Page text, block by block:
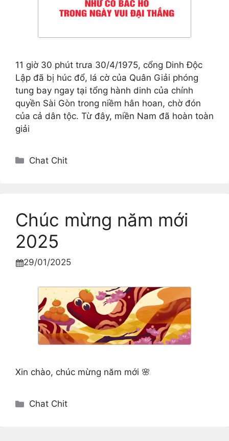
11 giờ 30 phút trưa 30/4/1975, cổng Dinh Độc
Lập đã bị húc đổ, lá cờ của Quân Giải phóng
tung bay ngay tại tổng hành dinh của chính
quyền Sài Gòn trong niềm hân hoan, chờ đón
của cả dân tộc. Từ đây, miền Nam đã hoàn toàn
giải
Categories
Chat Chit
Chúc mừng năm mới
2025
29/01/2025
Xin chào, chúc mừng năm mới 🌸
Categories
Chat Chit